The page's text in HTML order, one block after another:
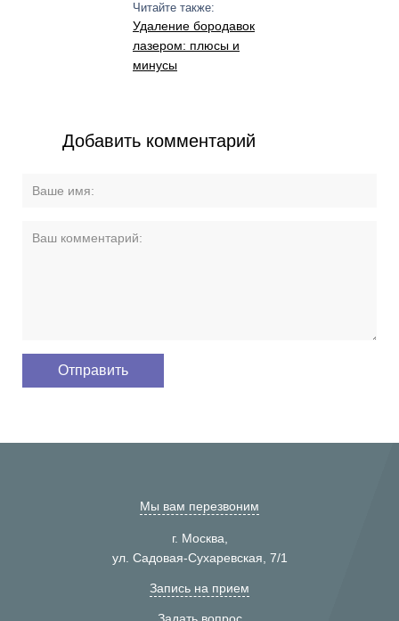
Читайте также:
Удаление бородавок
лазером: плюсы и
минусы
Добавить комментарий
Мы вам перезвоним
г. Москва,
ул. Садовая-Сухаревская, 7/1
Запись на прием